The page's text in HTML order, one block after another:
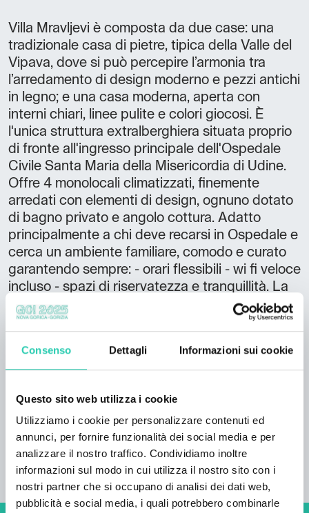
Consenso Dettagli Informazioni sui cookie
Questo sito web utilizza i cookie
Utilizziamo i cookie per personalizzare contenuti ed
annunci, per fornire funzionalità dei social media e per
analizzare il nostro traffico. Condividiamo inoltre
informazioni sul modo in cui utilizza il nostro sito con i
nostri partner che si occupano di analisi dei dati web,
pubblicità e social media, i quali potrebbero combinarle
Villa Mravljevi è composta da due case: una
tradizionale casa di pietre, tipica della Valle del
Vipava, dove si può percepire l’armonia tra
l’arredamento di design moderno e pezzi antichi
in legno; e una casa moderna, aperta con
interni chiari, linee pulite e colori giocosi. È
l'unica struttura extralberghiera situata proprio
di fronte all'ingresso principale dell'Ospedale
Civile Santa Maria della Misericordia di Udine.
Offre 4 monolocali climatizzati, finemente
arredati con elementi di design, ognuno dotato
di bagno privato e angolo cottura. Adatto
principalmente a chi deve recarsi in Ospedale e
cerca un ambiente familiare, comodo e curato
garantendo sempre: - orari flessibili - wi fi veloce
incluso - spazi di riservatezza e tranquillità. La
struttura è situata al primo piano di una
tranquilla palazzina di 6 unità. Angolo cottura
caffettiera, pentole, stoviglie, caffè, the,
zucchero e sale. Stop & Sleep Udine Fronte
da pazienti e personale medico ed
infermieristico dell’Ospedale Civile Santa Maria
della Misericordia e da docenti dell’Università di
Udine.